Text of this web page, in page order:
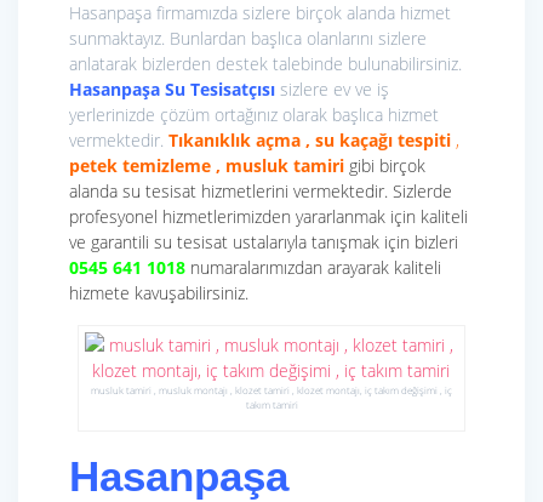
Hasanpaşa firmamızda sizlere birçok alanda hizmet
sunmaktayız. Bunlardan başlıca olanlarını sizlere
anlatarak bizlerden destek talebinde bulunabilirsiniz.
Hasanpaşa Su Tesisatçısı sizlere ev ve iş
yerlerinizde çözüm ortağınız olarak başlıca hizmet
vermektedir. Tıkanıklık açma , su kaçağı tespiti ,
petek temizleme , musluk tamiri gibi birçok
alanda su tesisat hizmetlerini vermektedir. Sizlerde
profesyonel hizmetlerimizden yararlanmak için kaliteli
ve garantili su tesisat ustalarıyla tanışmak için bizleri
0545 641 1018 numaralarımızdan arayarak kaliteli
hizmete kavuşabilirsiniz.
musluk tamiri , musluk montajı , klozet tamiri , klozet montajı, iç takım değişimi , iç
takım tamiri
Hasanpaşa